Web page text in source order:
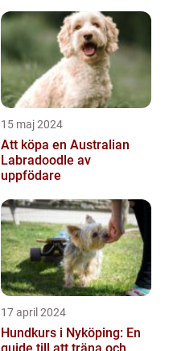
15 maj 2024
Att köpa en Australian
Labradoodle av
uppfödare
17 april 2024
Hundkurs i Nyköping: En